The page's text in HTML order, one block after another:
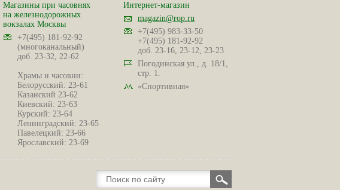
Магазины при часовнях
на железнодорожных
вокзалах Москвы
+7(495) 181-92-92
(многоканальный)
доб. 23-32, 22-62
Храмы и часовни:
Белорусский: 23-61
Казанский 23-62
Киевский: 23-63
Курский: 23-64
Ленинградский: 23-65
Павелецкий: 23-66
Ярославский: 23-69
Интернет-магазин
magazin@rop.ru
+7(495) 983-33-50
+7(495) 181-92-92
доб. 23-16, 23-12, 23-23
Погодинская ул., д. 18/1,
стр. 1.
«Спортивная»